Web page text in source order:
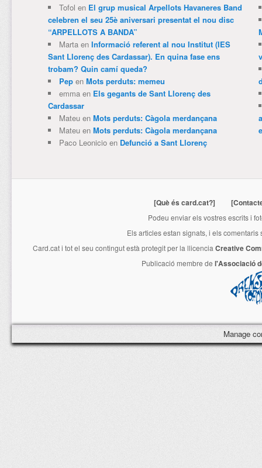
Tofol en El grup musical Arpellots Havaneres Band
celebren el seu 25è aniversari presentat el nou disc
“ARPELLOTS A BANDA”
Martaen Informació referent al nou Institut (IES
Sant Llorenç des Cardassar). En quina fase ens
trobam? Quin camí queda?
Pepen Mots perduts: memeu
emmaen Els gegants de Sant Llorenç des
Cardassar
Mateuen Mots perduts: Càgola merdançana
Mateuen Mots perduts: Càgola merdançana
Paco Leonicioen Defunció a Sant Llorenç
[Què és card.cat?]
Podeu enviar els vostres escrits i
Els articles estan signats, i els
Card.cati tot el seu contingut està protegit per la llicencia Creative
Publicació membre de l'Associació
Manage